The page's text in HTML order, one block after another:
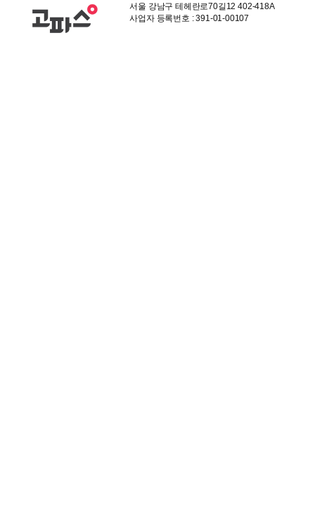
서울 강남구 테헤란로70길12 402-418A
사업자 등록번호 : 391-01-00107